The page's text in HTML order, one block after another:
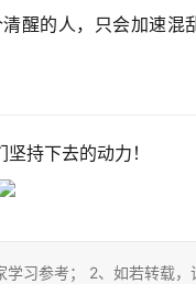
醒的人，只会加速混
持下去的动力！
习参考； 2、如若转载，